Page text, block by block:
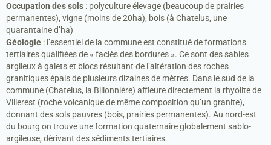
Occupation des sols : polyculture élevage (beaucoup de prairies
permanentes), vigne (moins de 20ha), bois (à Chatelus, une
quarantaine d’ha)
Géologie : l’essentiel de la commune est constitué de formations
tertiaires qualifiées de « faciès des bordures ». Ce sont des sables
argileux à galets et blocs résultant de l’altération des roches
granitiques épais de plusieurs dizaines de mètres. Dans le sud de la
commune (Chatelus, la Billonnière) affleure directement la rhyolite de
Villerest (roche volcanique de même composition qu’un granite),
donnant des sols pauvres (bois, prairies permanentes). Au nord-est
du bourg on trouve une formation quaternaire globalement sablo-
argileuse, dérivant des sédiments tertiaires.